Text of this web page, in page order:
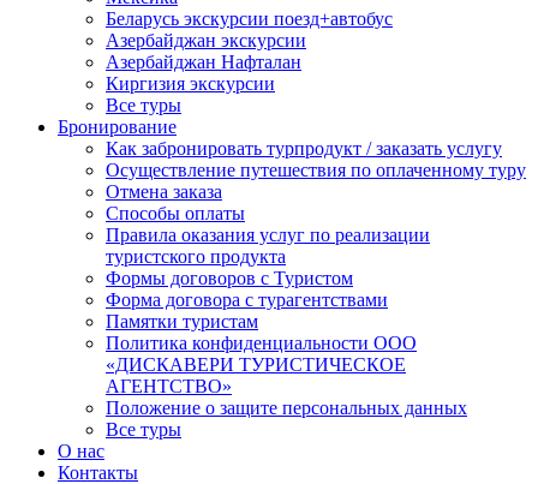
Беларусь экскурсии поезд+автобус
Азербайджан экскурсии
Азербайджан Нафталан
Киргизия экскурсии
Все туры
Бронирование
Как забронировать турпродукт / заказать услугу
Осуществление путешествия по оплаченному туру
Отмена заказа
Способы оплаты
Правила оказания услуг по реализации
туристского продукта
Формы договоров с Туристом
Форма договора с турагентствами
Памятки туристам
Политика конфиденциальности ООО
«ДИСКАВЕРИ ТУРИСТИЧЕСКОЕ
АГЕНТСТВО»
Положение о защите персональных данных
Все туры
О нас
Контакты